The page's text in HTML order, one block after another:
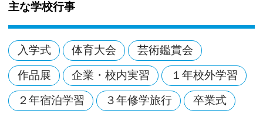
主な学校行事
入学式 体育大会 芸術鑑賞会
作品展 企業・校内実習 １年校外学習
２年宿泊学習 ３年修学旅行 卒業式